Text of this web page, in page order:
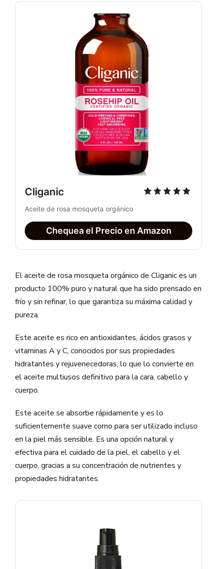
Cliganic
Aceite de rosa mosqueta orgánico
Chequea el Precio en Amazon
El aceite de rosa mosqueta orgánico de Cliganic es un
producto 100% puro y natural que ha sido prensado en
frío y sin refinar, lo que garantiza su máxima calidad y
pureza.
Este aceite es rico en antioxidantes, ácidos grasos y
vitaminas A y C, conocidos por sus propiedades
hidratantes y rejuvenecedoras, lo que lo convierte en
el aceite multiusos definitivo para la cara, cabello y
cuerpo.
Este aceite se absorbe rápidamente y es lo
suficientemente suave como para ser utilizado incluso
en la piel más sensible. Es una opción natural y
efectiva para el cuidado de la piel, el cabello y el
cuerpo, gracias a su concentración de nutrientes y
propiedades hidratantes.